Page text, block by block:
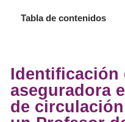
Tabla de contenidos